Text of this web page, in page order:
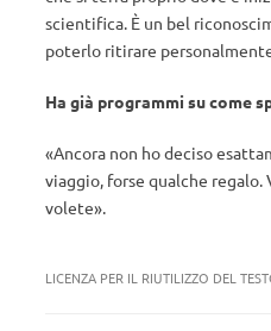
scientifica. È un bel
poterlo ritirare
Ha già programmi su come
«Ancora non ho deciso
viaggio, forse qualche regalo.
volete».
LICENZA PER IL RIUTILIZZO DEL